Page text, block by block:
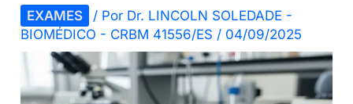
EXAMES / Por Dr. LINCOLN SOLEDADE -
BIOMÉDICO - CRBM 41556/ES / 04/09/2025